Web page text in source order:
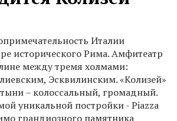
Италии
исторического Рима. Амфитеатр
между тремя холмами:
Эсквилинским. «Колизей»
– колоссальный, громадный.
уникальной постройки - Piazza
грандиозного памятника